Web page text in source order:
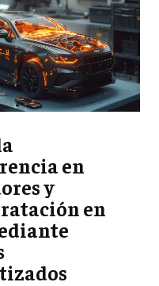
FINANCIEROS
FINANCIEROS
en
y
en